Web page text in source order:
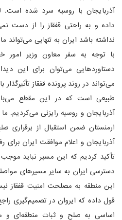
آذربایجان با روسیه سرد شده است.
داده و به راحتی قفقاز را از دست
نداشته باشد ایران به تنهایی می‌تواند
با توجه به سفر معاون وزیر امور
دستاوردهایی می‌توان برای این
می‌تواند در روند پرونده قفقاز تأثیرگذار
طبیعی است که در این مقطع
آذربایجان و روسیه رایزنی می‌کردیم.
ارمنستان ضمن استقبال از
آذربایجان و اعلام موافقت ایران
تأکید کردیم که این مسیر نباید موجب
دسترسی ایران به سایر مسیرهای
این منطقه به مصلحت امنیت قفقاز
قول داده که ایروان در تصمیم‌گیری
اساسی به صلح و ثبات منطقه‌ای و